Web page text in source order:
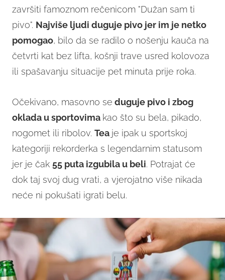
završiti famoznom rečenicom "Dužan sam ti
pivo". Najviše ljudi duguje pivo jer im je netko
pomogao, bilo da se radilo o nošenju kauča na
četvrti kat bez lifta, košnji trave usred kolovoza
ili spašavanju situacije pet minuta prije roka.
Očekivano, masovno se duguje pivo i zbog
oklada u sportovima kao što su bela, pikado,
nogomet ili ribolov. Tea je ipak u sportskoj
kategoriji rekorderka s legendarnim statusom
jer je čak 55 puta izgubila u beli. Potrajat će
dok taj svoj dug vrati, a vjerojatno više nikada
neće ni pokušati igrati belu.